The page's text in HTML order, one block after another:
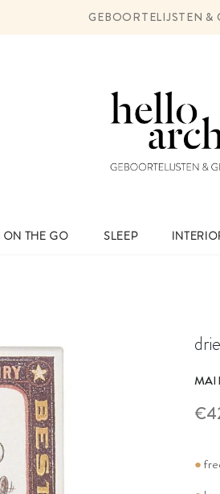
GEBOORTELIJSTEN &
ON THE GO SLEEP
●